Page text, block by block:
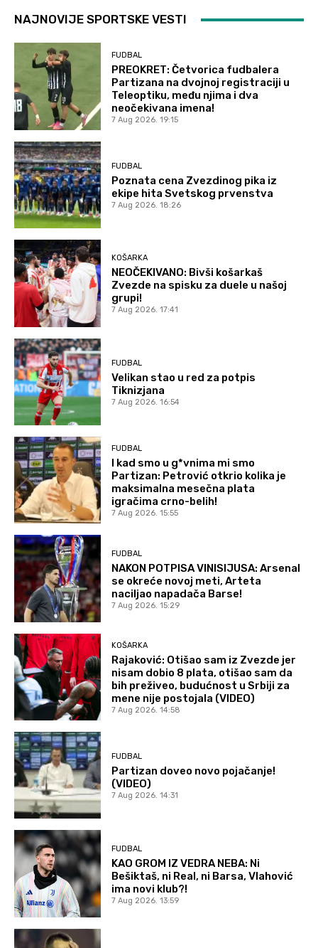
NAJNOVIJE SPORTSKE VESTI
FUDBAL
PREOKRET: Četvorica fudbalera
Partizana na dvojnoj registraciji u
Teleoptiku, među njima i dva
neočekivana imena!
7 Aug 2026. 19:15
FUDBAL
Poznata cena Zvezdinog pika iz
ekipe hita Svetskog prvenstva
7 Aug 2026. 18:26
KOŠARKA
NEOČEKIVANO: Bivši košarkaš
Zvezde na spisku za duele u našoj
grupi!
7 Aug 2026. 17:41
FUDBAL
Velikan stao u red za potpis
Tiknizjana
7 Aug 2026. 16:54
FUDBAL
I kad smo u g*vnima mi smo
Partizan: Petrović otkrio kolika je
maksimalna mesečna plata
igračima crno-belih!
7 Aug 2026. 15:55
FUDBAL
NAKON POTPISA VINISIJUSA: Arsenal
se okreće novoj meti, Arteta
naciljao napadača Barse!
7 Aug 2026. 15:29
KOŠARKA
Rajaković: Otišao sam iz Zvezde jer
nisam dobio 8 plata, otišao sam da
bih preživeo, budućnost u Srbiji za
mene nije postojala (VIDEO)
7 Aug 2026. 14:58
FUDBAL
Partizan doveo novo pojačanje!
(VIDEO)
7 Aug 2026. 14:31
FUDBAL
KAO GROM IZ VEDRA NEBA: Ni
Bešiktaš, ni Real, ni Barsa, Vlahović
ima novi klub?!
7 Aug 2026. 13:59